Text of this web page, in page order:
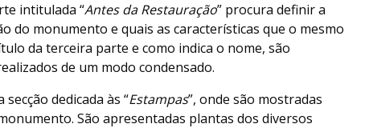
intitulada “Antes da Restauração” procura definir a
do monumento e quais as características que o mesmo
da terceira parte e como indica o nome, são
de um modo condensado.
dedicada às “Estampas”, onde são mostradas
São apresentadas plantas dos diversos